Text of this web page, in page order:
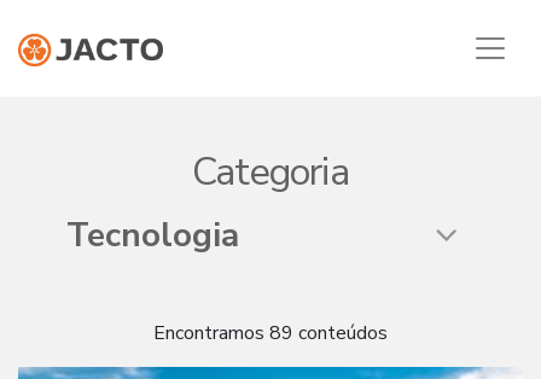
Categoria
Encontramos 89 conteúdos